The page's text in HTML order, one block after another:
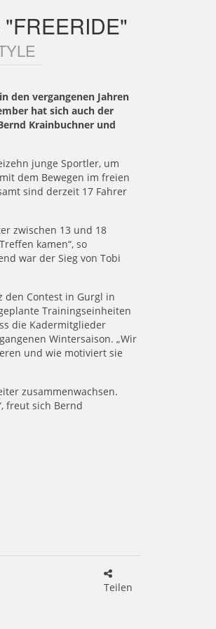
den vergangenen Jahren
hat sich auch der
Krainbuchner und
junge Sportler, um
dem Bewegen im freien
sind derzeit 17 Fahrer
zwischen 13 und 18
kamen“, so
war der Sieg von Tobi
den Contest in Gurgl in
Trainingseinheiten
die Kadermitglieder
Wintersaison. „Wir
und wie motiviert sie
zusammenwachsen.
freut sich Bernd
Teilen